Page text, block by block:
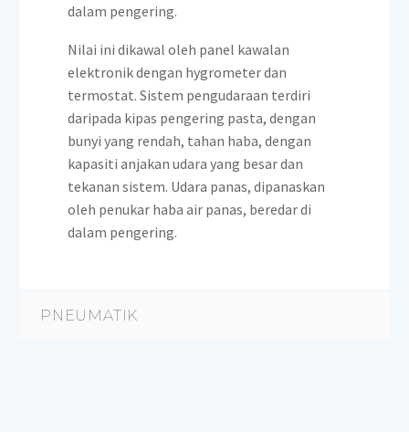
dalam pengering.
Nilai ini dikawal oleh panel kawalan
elektronik dengan hygrometer dan
termostat. Sistem pengudaraan terdiri
daripada kipas pengering pasta, dengan
bunyi yang rendah, tahan haba, dengan
kapasiti anjakan udara yang besar dan
tekanan sistem. Udara panas, dipanaskan
oleh penukar haba air panas, beredar di
dalam pengering.
PNEUMATIK